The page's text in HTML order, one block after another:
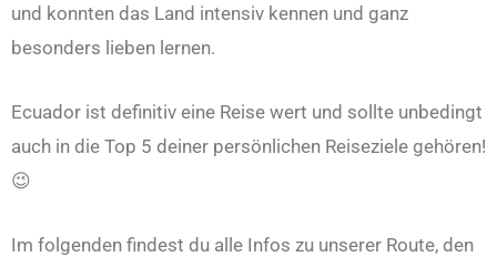
und konnten das Land intensiv kennen und ganz
besonders lieben lernen.
Ecuador ist definitiv eine Reise wert und sollte unbedingt
auch in die Top 5 deiner persönlichen Reiseziele gehören!
😉
Im folgenden findest du alle Infos zu unserer Route, den